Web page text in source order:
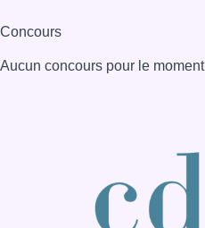
Concours
Aucun concours pour le moment